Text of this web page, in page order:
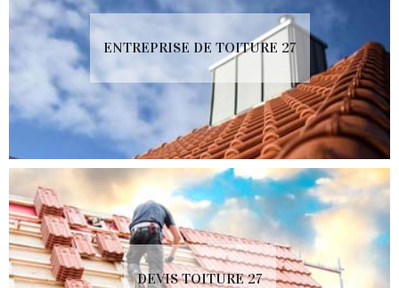
ENTREPRISE DE TOITURE 27
DEVIS TOITURE 27